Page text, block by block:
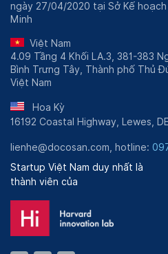
ngày 27/04/2020 tại Sở Kế
Minh
Việt Nam
4.09 Tầng 4 Khối LA.3, 381-383
Bình Trưng Tây, Thành phố Thủ
Việt Nam
Hoa Kỳ
16192 Coastal Highway, Lewes,
lienhe@docosan.com, hotline:
Startup Việt Nam duy nhất là
thành viên của